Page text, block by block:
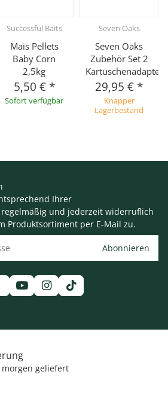
Successful Baits
Mais Pellets
Baby Corn
2,5kg
5,50 € *
Sofort verfügbar
Seven Oaks
Seven Oaks
Zubehör Set 2
Kartuschenadapter
29,95 € *
Knapper
Lagerbestand
geliefert
Ihrer
regelmäßig und jederzeit widerruflich
Produktsortiment per E-Mail zu.
Abonnieren